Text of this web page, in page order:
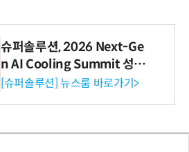
슈퍼솔루션, 2026 Next-Ge
n AI Cooling Summit 성황
리 성료
[슈퍼솔루션] 뉴스룸 바로가기>